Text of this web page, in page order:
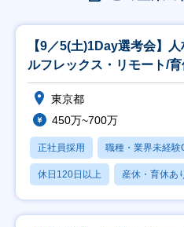
【9／5(土)1Day選考会】
ルフレックス・リモート/
東京都
450万~700万
正社員採用 職種・業界未経験
休日120日以上 産休・育休あ